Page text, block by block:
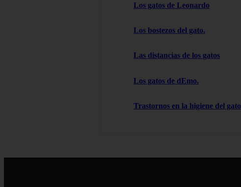
Los gatos de Leonardo
Los bostezos del gato.
Las distancias de los gatos
Los gatos de dEmo.
Trastornos en la higiene del gato